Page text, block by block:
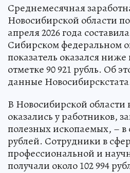
Среднемесячная
Новосибирской области
апреля 2026 года
Сибирском федеральном
показатель оказался
отметке 90 921 рубль. Об
данные
В Новосибирской области
оказались у работников,
полезных ископаемых, – в
рублей. Сотрудники в
профессиональной и
получали около 102 994